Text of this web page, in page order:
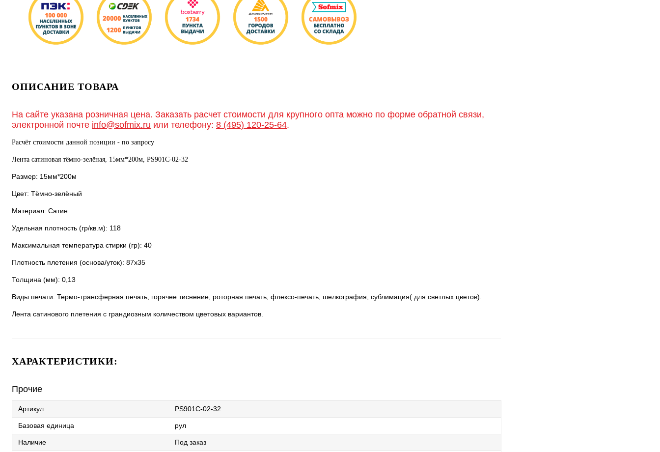
ОПИСАНИЕ ТОВАРА
На сайте указана розничная цена. Заказать расчет стоимости для крупного опта можно по форме обратной связи,
электронной почте info@sofmix.ru или телефону: 8 (495) 120-25-64.
Расчёт стоимости данной позиции - по запросу
Лента сатиновая тёмно-зелёная, 15мм*200м, PS901С-02-32
Размер: 15мм*200м
Цвет: Тёмно-зелёный
Материал: Сатин
Удельная плотность (гр/кв.м): 118
Максимальная температура стирки (гр): 40
Плотность плетения (основа/уток): 87х35
Толщина (мм): 0,13
Виды печати: Термо-трансферная печать, горячее тиснение, роторная печать, флексо-печать, шелкография, сублимация( для светлых цветов).
Лента сатинового плетения с грандиозным количеством цветовых вариантов.
ХАРАКТЕРИСТИКИ:
Прочие
Артикул PS901C-02-32
Базовая единица рул
Наличие Под заказ